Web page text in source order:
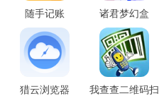
随手记账 诸君梦幻盒
猎云浏览器
我查查二维码扫